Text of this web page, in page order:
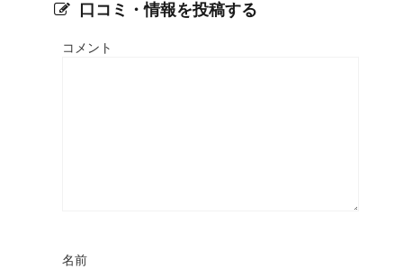
口コミ・情報を投稿する
コメント
名前